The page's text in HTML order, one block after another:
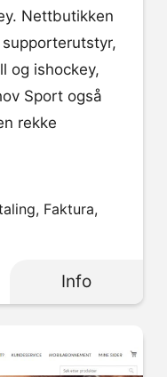
Nettbutikken
og ishockey,
Sport også
rekke
Info